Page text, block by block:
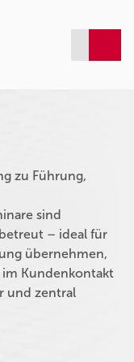
zu Führung,
sind
– ideal für
übernehmen,
Kundenkontakt
und zentral